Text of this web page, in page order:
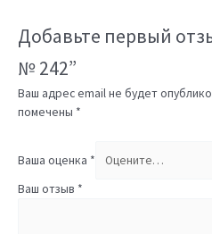
Добавьте первый
№ 242”
Ваш адрес email не будет
помечены *
Ваша оценка *
Ваш отзыв *